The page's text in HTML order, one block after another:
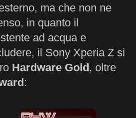
ma che non ne
in quanto il
ad acqua e
il Sony Xperia Z si
Hardware Gold , oltre
: